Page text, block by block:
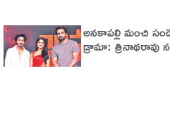
అనకాపల్లి మంచి
డ్రామా: త్రినాథరావు